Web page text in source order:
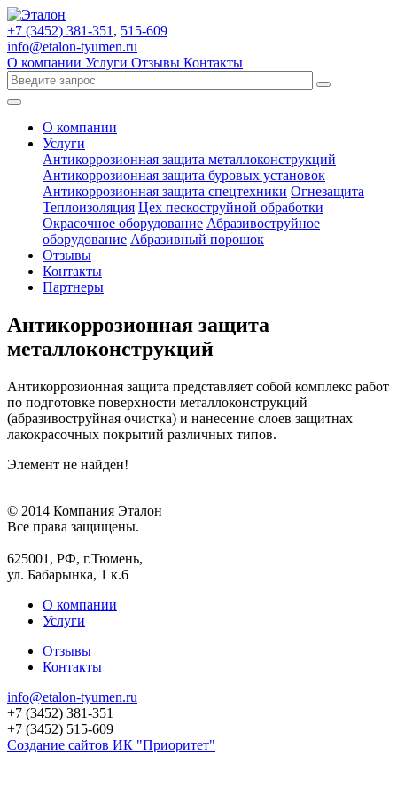
+7 (3452) 381-351 , 515-609
info@etalon-tyumen.ru
О компании Услуги Отзывы Контакты
О компании
Услуги
Антикоррозионная защита металлоконструкций
Антикоррозионная защита буровых установок
Антикоррозионная защита спецтехники Огнезащита
Теплоизоляция Цех пескоструйной обработки
Окрасочное оборудование Абразивоструйное
оборудование Абразивный порошок
Отзывы
Контакты
Партнеры
Антикоррозионная защита
металлоконструкций
Антикоррозионная защита представляет собой комплекс работ
по подготовке поверхности металлоконструкций
(абразивоструйная очистка) и нанесение слоев защитнах
лакокрасочных покрытий различных типов.
Элемент не найден!
© 2014 Компания Эталон
Все права защищены.
625001, РФ, г.Тюмень,
ул. Бабарынка, 1 к.6
О компании
Услуги
Отзывы
Контакты
info@etalon-tyumen.ru
+7 (3452) 381-351
+7 (3452) 515-609
Создание сайтов ИК "Приоритет"